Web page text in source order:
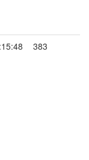
383